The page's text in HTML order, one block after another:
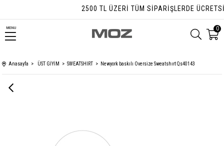
2500 TL ÜZERI TÜM SIPARIŞLERDE
MENU 0
Anasayfa ÜST GİYİM SWEATSHIRT Newyork baskılı Oversize Sweatshırt Qs40143